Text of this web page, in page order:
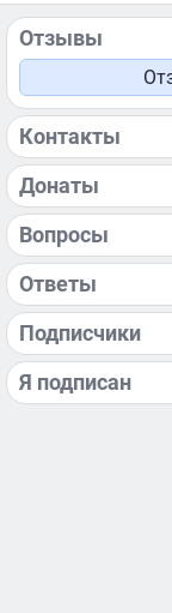
Отзывы
Контакты
Донаты
Вопросы
Ответы
Подписчики
Я подписан